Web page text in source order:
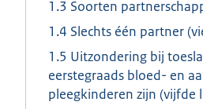
1.3 Soorten
1.4 Slechts één partner
1.5 Uitzondering bij
eerstegraads bloed- en
pleegkinderen zijn (vijfde